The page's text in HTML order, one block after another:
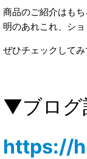
商品のご紹介はも
明のあれこれ、シ
ぜひチェックして
▼ブログ
https://